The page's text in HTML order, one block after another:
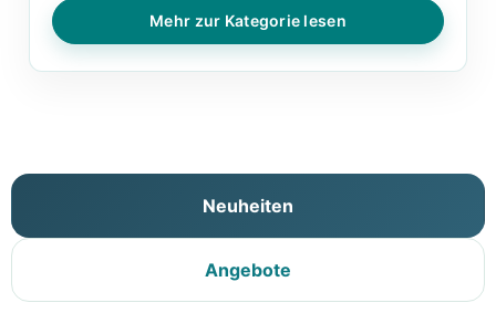
Mehr zur Kategorie lesen
Neuheiten
Angebote